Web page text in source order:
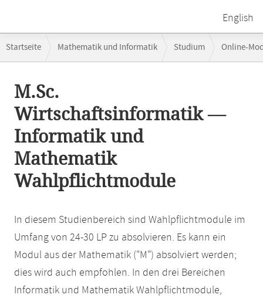
English
Navigation
Startseite Mathematik und Informatik Studium Online-
M.Sc.
Wirtschaftsinformatik —
Informatik und
Mathematik
Wahlpflichtmodule
In diesem Studienbereich sind Wahlpflichtmodule im
Umfang von 24-30 LP zu absolvieren. Es kann ein
Modul aus der Mathematik ("M") absolviert werden;
dies wird auch empfohlen. In den drei Bereichen
Informatik und Mathematik Wahlpflichtmodule,